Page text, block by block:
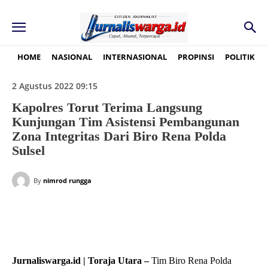
HOME NASIONAL INTERNASIONAL PROPINSI POLITIK
2 Agustus 2022 09:15
Kapolres Torut Terima Langsung
Kunjungan Tim Asistensi Pembangunan
Zona Integritas Dari Biro Rena Polda
Sulsel
By nimrod rungga
Jurnaliswarga.id | Toraja Utara –Tim Biro Rena Polda